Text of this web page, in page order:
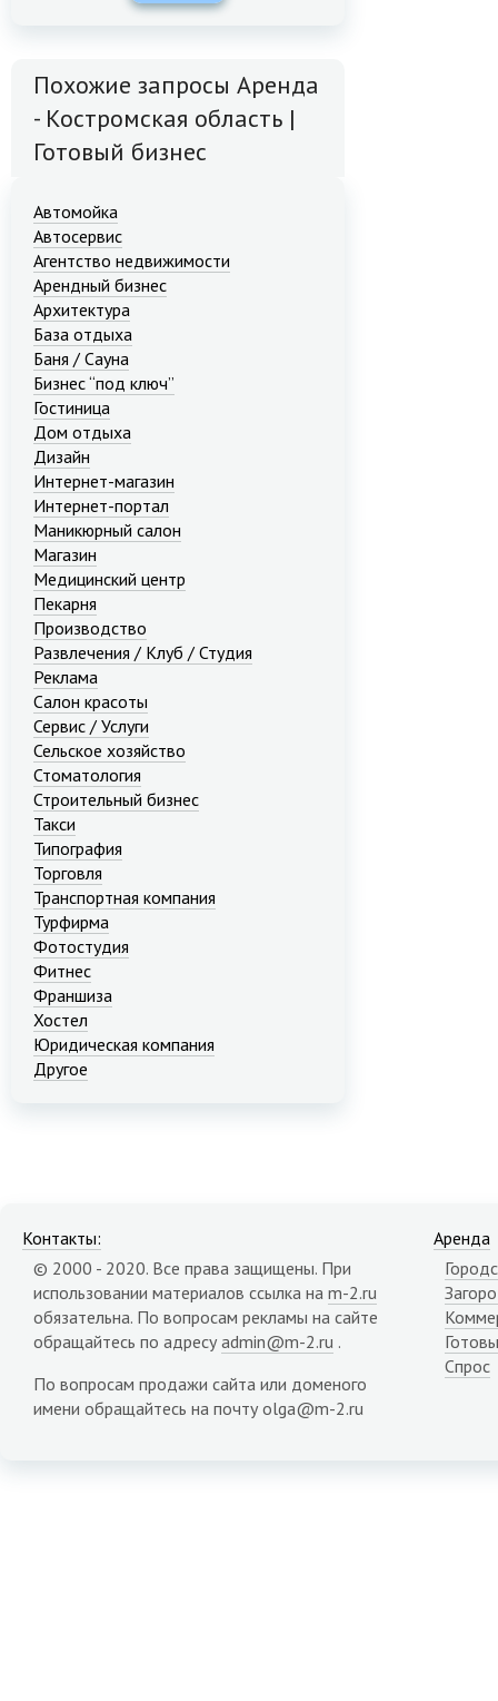
Похожие запросы Аренда
- Костромская область |
Готовый бизнес
Автомойка
Автосервис
Агентство недвижимости
Арендный бизнес
Архитектура
База отдыха
Баня / Сауна
Бизнес “под ключ”
Гостиница
Дом отдыха
Дизайн
Интернет-магазин
Интернет-портал
Маникюрный салон
Магазин
Медицинский центр
Пекарня
Производство
Развлечения / Клуб / Студия
Реклама
Салон красоты
Сервис / Услуги
Сельское хозяйство
Стоматология
Строительный бизнес
Такси
Типография
Торговля
Транспортная компания
Турфирма
Фотостудия
Фитнес
Франшиза
Хостел
Юридическая компания
Другое
Контакты:
© 2000 - 2020. Все права защищены. При
использовании материалов ссылка на m-2.ru
обязательна. По вопросам рекламы на сайте
обращайтесь по адресу admin@m-2.ru .
По вопросам продажи сайта или доменого
имени обращайтесь на почту olga@m-2.ru
Аренда
Спрос